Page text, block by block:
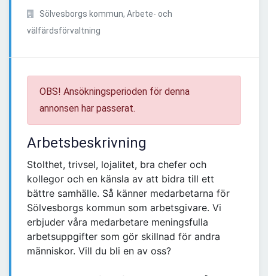
Sölvesborgs kommun, Arbete- och
välfärdsförvaltning
OBS! Ansökningsperioden för denna
annonsen har passerat.
Arbetsbeskrivning
Stolthet, trivsel, lojalitet, bra chefer och
kollegor och en känsla av att bidra till ett
bättre samhälle. Så känner medarbetarna för
Sölvesborgs kommun som arbetsgivare. Vi
erbjuder våra medarbetare meningsfulla
arbetsuppgifter som gör skillnad för andra
människor. Vill du bli en av oss?